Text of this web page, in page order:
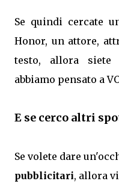
Se quindi cercate
Honor, un attore,
testo, allora siete
abbiamo pensato a
E se cerco altri
Se volete dare
pubblicitari, allora